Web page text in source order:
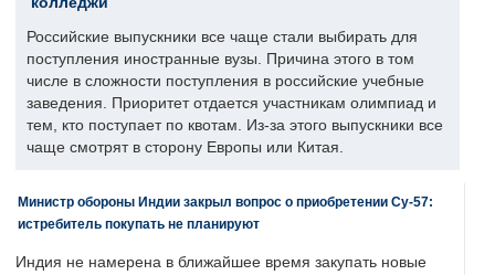
Российские выпускники все чаще стали выбирать для
поступления иностранные вузы. Причина этого в том
числе в сложности поступления в российские учебные
заведения. Приоритет отдается участникам олимпиад и
тем, кто поступает по квотам. Из-за этого выпускники все
чаще смотрят в сторону Европы или Китая.
Министр обороны Индии закрыл вопрос о приобретении Су-57:
истребитель покупать не планируют
Индия не намерена в ближайшее время закупать новые